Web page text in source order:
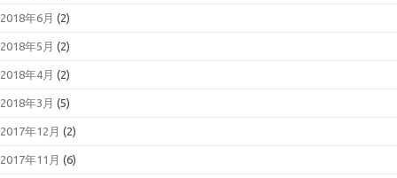
2018年6月 (2)
2018年5月 (2)
2018年4月 (2)
2018年3月 (5)
2017年12月 (2)
2017年11月 (6)